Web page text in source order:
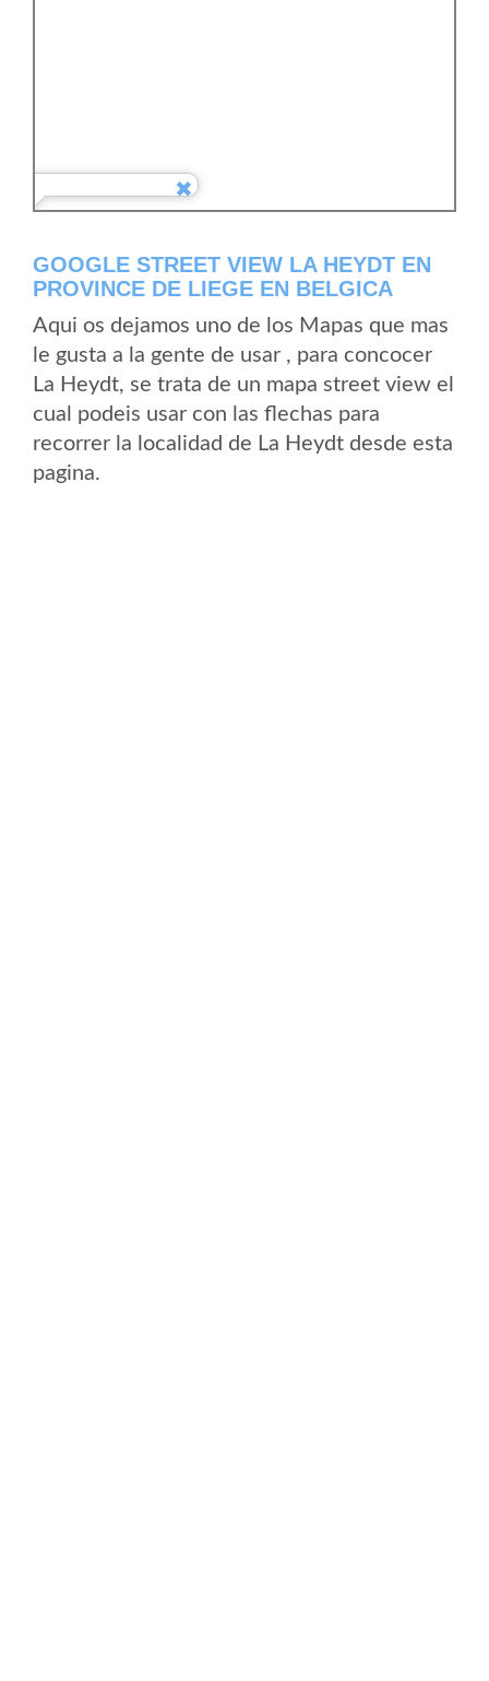
GOOGLE STREET VIEW LA HEYDT EN
PROVINCE DE LIEGE EN BELGICA
Aqui os dejamos uno de los Mapas que mas
le gusta a la gente de usar , para concocer
La Heydt, se trata de un mapa street view el
cual podeis usar con las flechas para
recorrer la localidad de La Heydt desde esta
pagina.